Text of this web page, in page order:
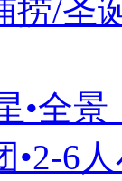
捞/圣
•全
•2-6